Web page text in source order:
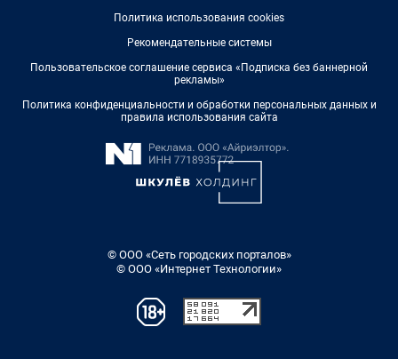
Политика использования cookies
Рекомендательные системы
Пользовательское соглашение сервиса «Подписка без баннерной
рекламы»
Политика конфиденциальности и обработки персональных данных и
правила использования сайта
© ООО «Сеть городских порталов»
© ООО «Интернет Технологии»